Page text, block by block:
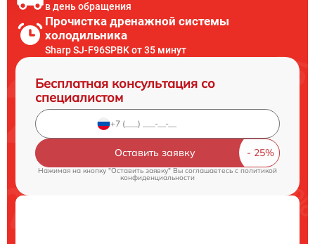
в день обращения
Прочистка дренажной системы
холодильника
Sharp SJ-F96SPBK от 35 минут
Бесплатная консультация со
специалистом
Оставить заявку
Нажимая на кнопку "Оставить заявку" Вы соглашаетесь cполитикой
конфиденциальности